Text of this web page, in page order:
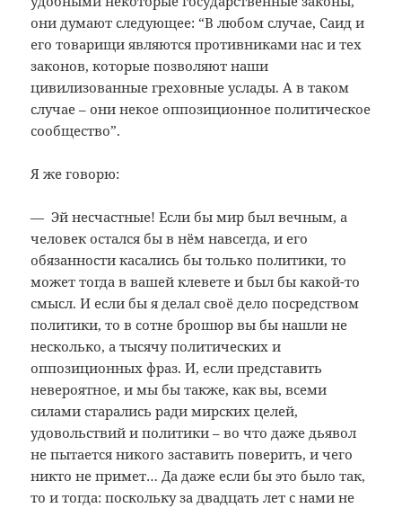
они думают следующее: “В любом случае, Саид и
его товарищи являются противниками нас и тех
законов, которые позволяют наши
цивилизованные греховные услады. А в таком
случае – они некое оппозиционное политическое
сообщество”.
Я же говорю:
— Эй несчастные! Если бы мир был вечным, а
человек остался бы в нём навсегда, и его
обязанности касались бы только политики, то
может тогда в вашей клевете и был бы какой-то
смысл. И если бы я делал своё дело посредством
политики, то в сотне брошюр вы бы нашли не
несколько, а тысячу политических и
оппозиционных фраз. И, если представить
невероятное, и мы бы также, как вы, всеми
силами старались ради мирских целей,
удовольствий и политики – во что даже дьявол
не пытается никого заставить поверить, и чего
никто не примет… Да даже если бы это было так,
то и тогда: поскольку за двадцать лет с нами не